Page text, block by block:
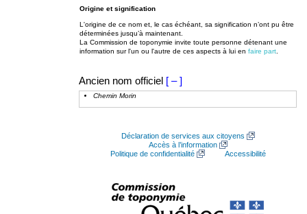
Origine et signification
L'origine de ce nom et, le cas échéant, sa signification n’ont pu être
déterminées jusqu’à maintenant.
La Commission de toponymie invite toute personne détenant une
information sur l'un ou l'autre de ces aspects à lui en faire part
Ancien nom officiel [ – ]
Chemin Morin
Déclaration de services aux citoyens
Accès à l’information
Politique de confidentialité
Accessibilité